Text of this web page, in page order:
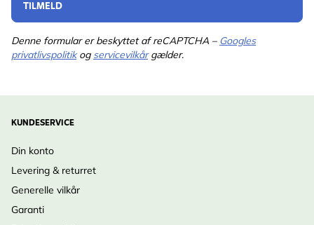
TILMELD
Denne formular er beskyttet af reCAPTCHA – Googles
privatlivspolitikog servicevilkårgælder.
KUNDESERVICE
Din konto
Levering & returret
Generelle vilkår
Garanti